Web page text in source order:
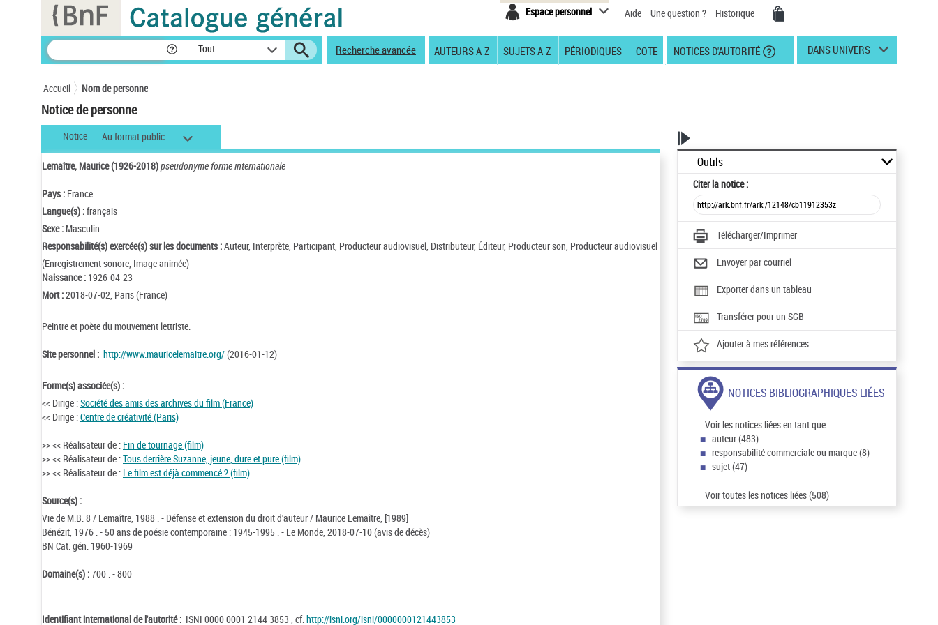
Espace personnel Aide Une question ? Historique
Tout Recherche avancée AUTEURS A-Z SUJETS A-Z PÉRIODIQUES COTE NOTICES D'AUTORITÉ DANS UNIVERS
Accueil Nom de personne
Notice de personne
Notice Au format public
Lemaître, Maurice (1926-2018)pseudonyme forme internationale
Pays : France
Langue(s) :français
Sexe : Masculin
Responsabilité(s) exercée(s) sur les documents :Auteur, Interprète, Participant, Producteur audiovisuel, Distributeur, Éditeur, Producteur son, Producteur audiovisuel
(Enregistrement sonore, Image animée)
Naissance : 1926-04-23
Mort :2018-07-02, Paris (France)
Peintre et poète du mouvement lettriste.
Site personnel : http://www.mauricelemaitre.org/(2016-01-12)
Forme(s) associée(s) :
<< Dirige :Société des amis des archives du film (France)
<< Dirige :Centre de créativité (Paris)
>> << Réalisateur de : Fin de tournage (film)
>> << Réalisateur de :Tous derrière Suzanne, jeune, dure et pure (film)
>> << Réalisateur de : Le film est déjà commencé ? (film)
Source(s) :
Vie de M.B. 8 / Lemaître, 1988 . - Défense et extension du droit d'auteur / Maurice Lemaître, [1989]
Bénézit, 1976 . - 50 ans de poésie contemporaine : 1945-1995 . - Le Monde, 2018-07-10 (avis de décès)
BN Cat. gén. 1960-1969
Domaine(s) :700 . - 800
Identifiant international de l'autorité : ISNI 0000 0001 2144 3853 , cf.http://isni.org/isni/0000000121443853
Outils
Citerla notice :
Télécharger/Imprimer
Envoyer par courriel
Exporter dans un tableau
Transférer pour un SGB
Ajouter à mes références
NOTICES BIBLIOGRAPHIQUES LIÉES
Voir les notices liées en tant que :
auteur (483)
responsabilité commerciale ou marque (8)
sujet (47)
Voir toutes les notices liées (508)
Panneau de gestion des cookies